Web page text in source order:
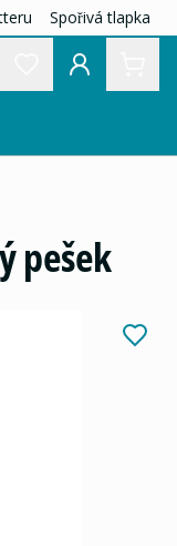
Spořivá tlapka
pešek